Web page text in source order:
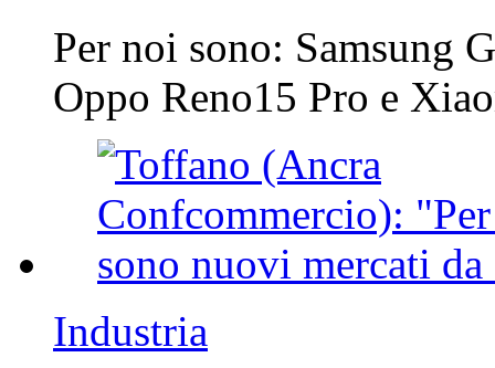
Per noi sono: Samsung
Oppo Reno15 Pro e
Industria